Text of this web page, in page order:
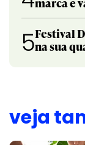
5Festival
na sua
veja